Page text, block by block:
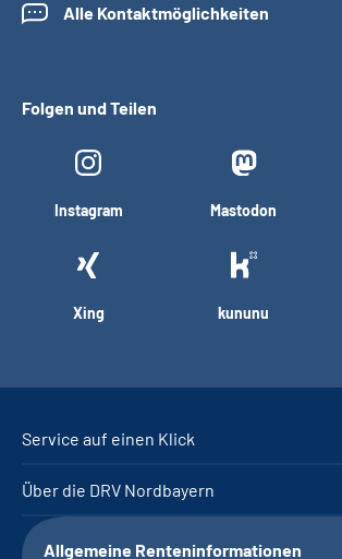
Alle Kontaktmöglichkeiten
Folgen und Teilen
Instagram Mastodon
Xing kununu
Service auf einen Klick
Über die DRV Nordbayern
Allgemeine Renteninformationen